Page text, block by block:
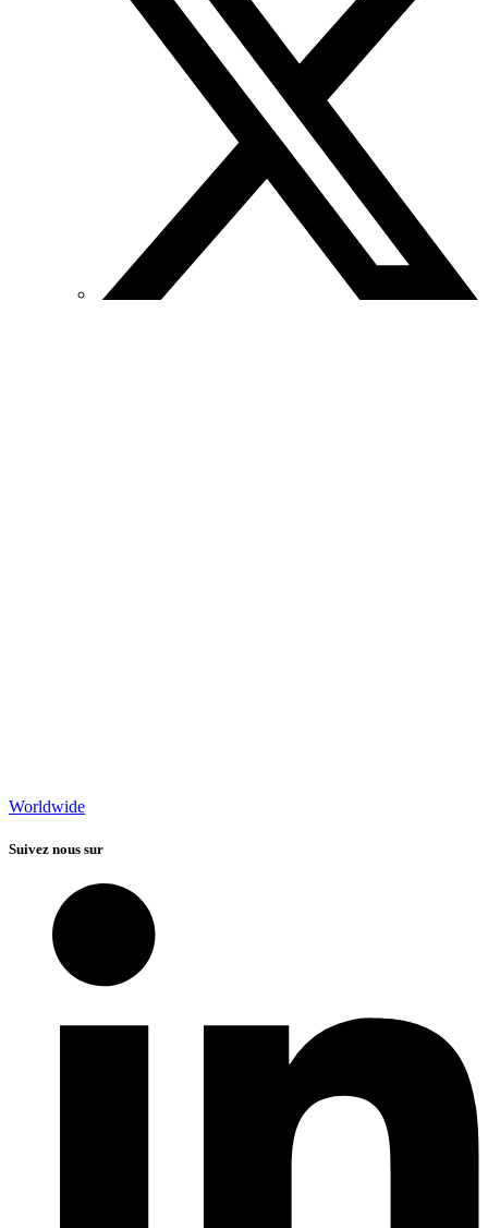
Worldwide
Suivez nous sur